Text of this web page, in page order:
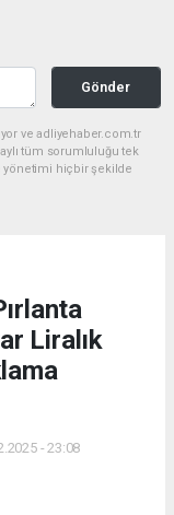
Gönder
ve adliyehaber.com.tr
tüm sorumluluğu tek
yönetimi hiçbir şekilde
Liralık
- 23:08